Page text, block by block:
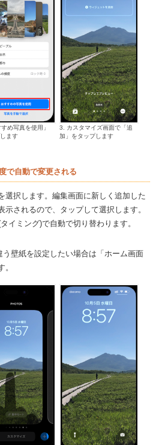
め写真を使用」
ます
3. カスタマイズ画面で「追
加」をタップします
で自動で変更される
選択します。編集画面に新しく追加した
示されるので、タップして選択します。
イミング)で自動で切り替わります。
壁紙を設定したい場合は「ホーム画面